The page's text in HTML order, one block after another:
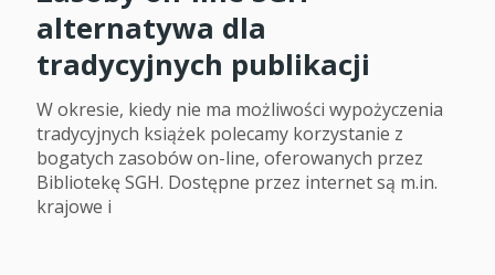
alternatywa dla
tradycyjnych publikacji
W okresie, kiedy nie ma możliwości wypożyczenia
tradycyjnych książek polecamy korzystanie z
bogatych zasobów on-line, oferowanych przez
Bibliotekę SGH. Dostępne przez internet są m.in.
krajowe i